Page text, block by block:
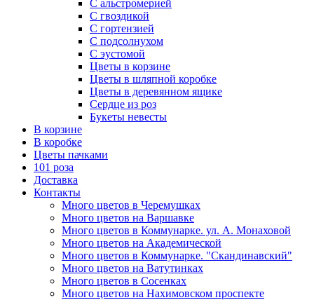
С альстромерией
С гвоздикой
С гортензией
С подсолнухом
С эустомой
Цветы в корзине
Цветы в шляпной коробке
Цветы в деревянном ящике
Сердце из роз
Букеты невесты
В корзине
В коробке
Цветы пачками
101 роза
Доставка
Контакты
Много цветов в Черемушках
Много цветов на Варшавке
Много цветов в Коммунарке. ул. А. Монаховой
Много цветов на Академической
Много цветов в Коммунарке. "Скандинавский"
Много цветов на Ватутинках
Много цветов в Сосенках
Много цветов на Нахимовском проспекте